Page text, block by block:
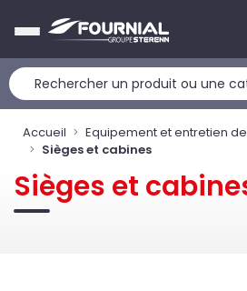
Accueil
Equipement et entretien
Sièges et cabines
Sièges et